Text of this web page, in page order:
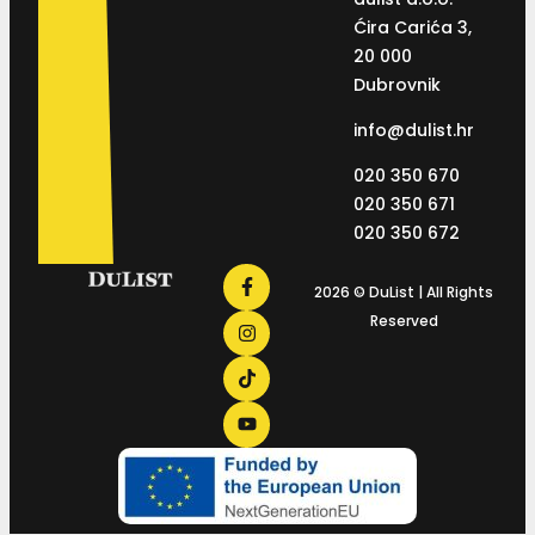
Ćira Carića 3,
20 000
Dubrovnik
info@dulist.hr
020 350 670
020 350 671
020 350 672
2026 © DuList | All Rights
Reserved